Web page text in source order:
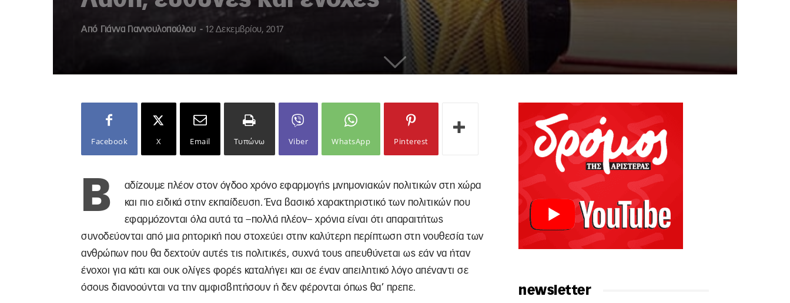
Από Γιάννα Γιαννουλοπούλου - 12 Δεκεμβρίου, 2017
Facebook X Email Τυπώνω Viber WhatsApp Pinterest
Β
αδίζουμε πλέον στον όγδοο χρόνο εφαρμογής μνημονιακών πολιτικών στη χώρα
και πιο ειδικά στην εκπαίδευση. Ένα βασικό χαρακτηριστικό των πολιτικών που
εφαρμόζονται όλα αυτά τα –πολλά πλέον– χρόνια είναι ότι απαραιτήτως
συνοδεύονται από μια ρητορική που στοχεύει στην καλύτερη περίπτωση στη νουθεσία των
ανθρώπων που θα δεχτούν αυτές τις πολιτικές, συχνά τους απευθύνεται ως εάν να ήταν
ένοχοι για κάτι και ουκ ολίγες φορές καταλήγει και σε έναν απειλητικό λόγο απέναντι σε
όσους διανοούνται να την αμφισβητήσουν ή δεν φέρονται όπως θα’ πρεπε.
newsletter